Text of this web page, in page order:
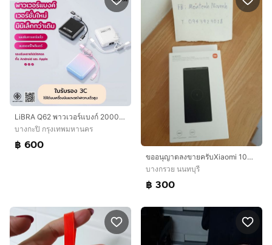
LiBRA Q62 พาวเวอร์แบงก์ 20000mAh Fast Charge 66W เพาเวอร์แบงค์ชาร์จเร็ว มินิขนาดเล็ก พกพาง่าย อึด
บางกะปิ กรุงเทพมหานคร
฿ 600
ขออนุญาตลงขายครับ ​Xiaomi 10W Power Bank 10,000 มือ 1 ยังไม่เปิดใช้งาน ​ชาร์จไร้สาย 10W ​
บางกรวย นนทบุรี
฿ 300